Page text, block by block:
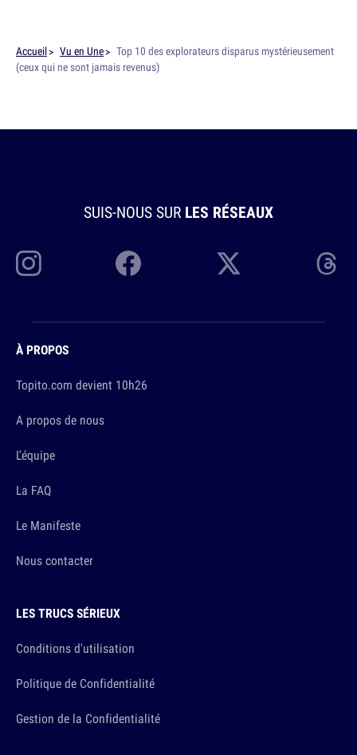
Accueil Vu en Une
Top 10 des explorateurs disparus mystérieusement
(ceux qui ne sont jamais revenus)
SUIS-NOUS SUR LES RÉSEAUX
À PROPOS
Topito.com devient 10h26
A propos de nous
L'équipe
La FAQ
Le Manifeste
Nous contacter
LES TRUCS SÉRIEUX
Conditions d'utilisation
Politique de Confidentialité
Gestion de la Confidentialité